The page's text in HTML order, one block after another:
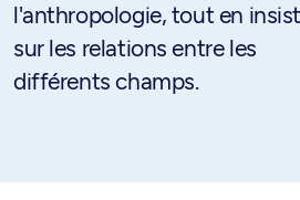
l'anthropologie, tout en
sur les relations entre les
différents champs.